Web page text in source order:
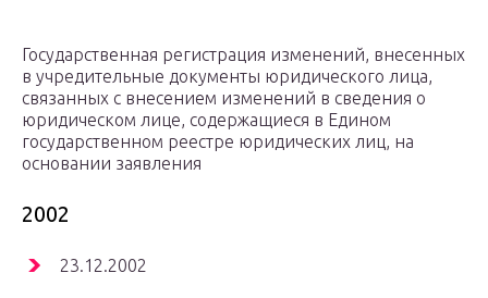
Государственная регистрация изменений, внесенных
в учредительные документы юридического лица,
связанных с внесением изменений в сведения о
юридическом лице, содержащиеся в Едином
государственном реестре юридических лиц, на
основании заявления
2002
23.12.2002